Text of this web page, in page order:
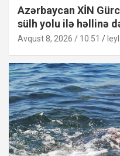
Azərbaycan XİN
sülh yolu ilə həllinə
Avqust 8, 2026 / 10:51